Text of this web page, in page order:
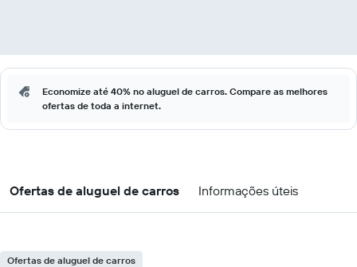
Economize até 40% no aluguel de carros. Compare as melhores
ofertas de toda a internet.
Ofertas de aluguel de carros Informações úteis
Ofertas de aluguel de carros